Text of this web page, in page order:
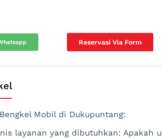
Reservasi Via Form
Mobil di Dukupuntang:
layanan yang dibutuhkan: Apakah